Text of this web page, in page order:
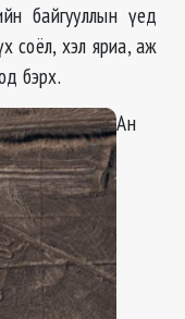
байгууллын үед
соёл, хэл яриа, аж
бэрх.
Ан